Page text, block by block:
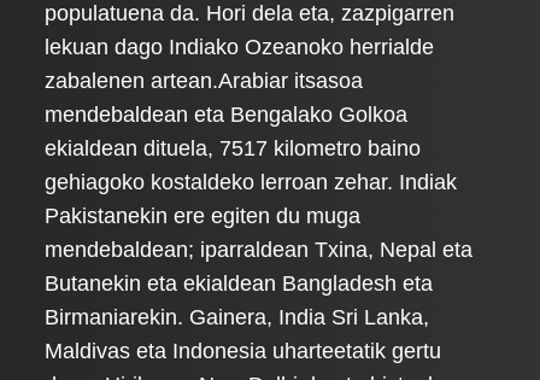
populatuena da. Hori dela eta, zazpigarren
lekuan dago Indiako Ozeanoko herrialde
zabalenen artean.Arabiar itsasoa
mendebaldean eta Bengalako Golkoa
ekialdean dituela, 7517 kilometro baino
gehiagoko kostaldeko lerroan zehar. Indiak
Pakistanekin ere egiten du muga
mendebaldean; iparraldean Txina, Nepal eta
Butanekin eta ekialdean Bangladesh eta
Birmaniarekin. Gainera, India Sri Lanka,
Maldivas eta Indonesia uharteetatik gertu